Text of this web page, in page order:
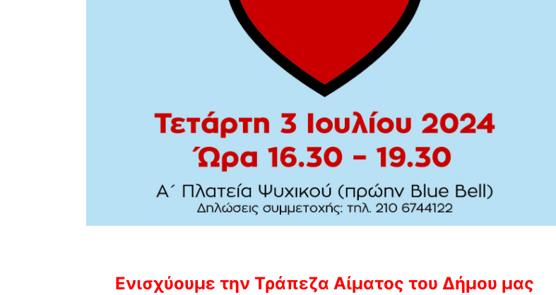
Ενισχύουμε την Τράπεζα Αίματος του Δήμου μας